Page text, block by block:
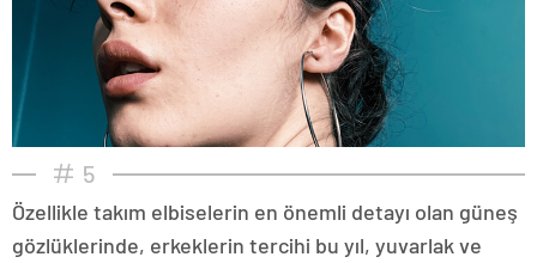
5
Özellikle takım elbiselerin en önemli detayı olan güneş
gözlüklerinde, erkeklerin tercihi bu yıl, yuvarlak ve